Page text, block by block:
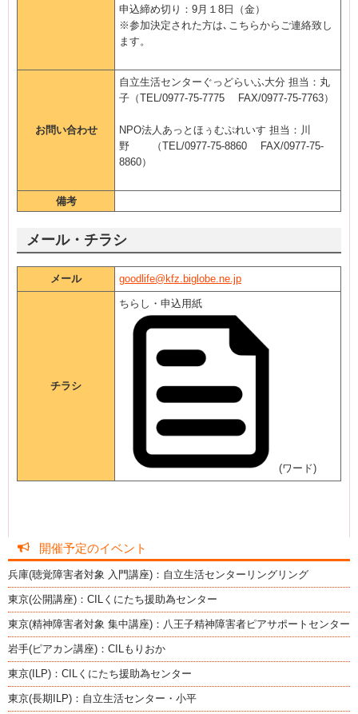
申込締め切り：9月１8日（金）
※参加決定された方は､こちらからご連絡致し
ます。
お問い合わせ
自立生活センターぐっどらいふ大分 担当：丸
子（TEL/0977-75-7775 FAX/0977-75-7763）
NPO法人あっとほぅむぷれいす 担当：川
野 （TEL/0977-75-8860 FAX/0977-75-
8860）
備考
メール・チラシ
メール goodlife@kfz.biglobe.ne.jp
チラシ
ちらし・申込用紙
(ワード)
開催予定のイベント
兵庫(聴覚障害者対象 入門講座)：自立生活センターリングリング
東京(公開講座)：CILくにたち援助為センター
東京(精神障害者対象 集中講座)：八王子精神障害者ピアサポートセンター
岩手(ピアカン講座)：CILもりおか
東京(ILP)：CILくにたち援助為センター
東京(長期ILP)：自立生活センター・小平